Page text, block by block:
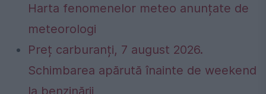
Harta fenomenelor meteo anunțate de
meteorologi
Preț carburanți, 7 august 2026.
Schimbarea apărută înainte de weekend
la benzinării